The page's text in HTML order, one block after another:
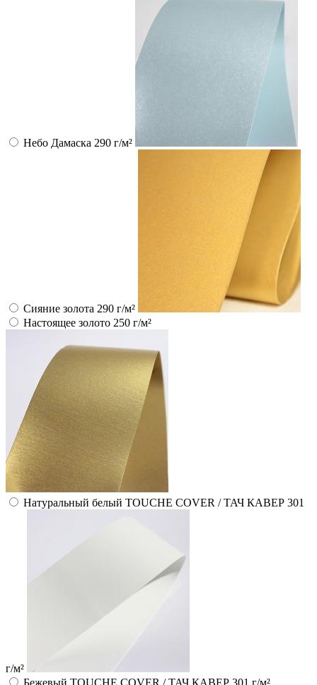
Небо Дамаска 290 г/м²
Сияние золота 290 г/м²
Настоящее золото 250 г/м²
Натуральный белый TOUCHE COVER / ТАЧ КАВЕР 301
г/м²
Бежевый TOUCHE COVER / ТАЧ КАВЕР 301 г/м²